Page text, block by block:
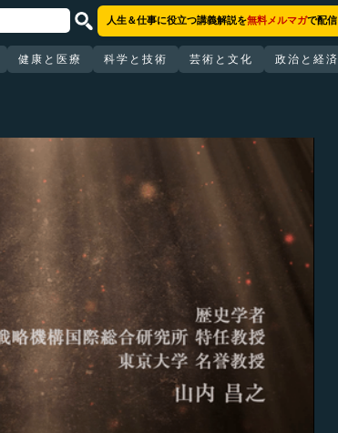
人生＆仕事に役立つ講義解説を無料メルマガで配信
健康と医療 科学と技術 芸術と文化 政治と経済